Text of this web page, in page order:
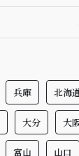
兵庫 北海
大分 大
富山 山口